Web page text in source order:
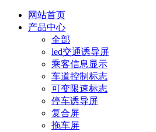
网站首页
产品中心
全部
led交通诱导屏
乘客信息显示
车道控制标志
可变限速标志
停车诱导屏
复合屏
拖车屏